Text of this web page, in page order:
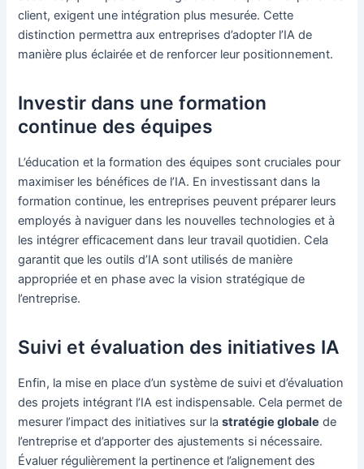
client, exigent une intégration plus mesurée. Cette
distinction permettra aux entreprises d’adopter l’IA de
manière plus éclairée et de renforcer leur positionnement.
Investir dans une formation
continue des équipes
L’éducation et la formation des équipes sont cruciales pour
maximiser les bénéfices de l’IA. En investissant dans la
formation continue, les entreprises peuvent préparer leurs
employés à naviguer dans les nouvelles technologies et à
les intégrer efficacement dans leur travail quotidien. Cela
garantit que les outils d’IA sont utilisés de manière
appropriée et en phase avec la vision stratégique de
l’entreprise.
Suivi et évaluation des initiatives IA
Enfin, la mise en place d’un système de suivi et d’évaluation
des projets intégrant l’IA est indispensable. Cela permet de
mesurer l’impact des initiatives sur lastratégie globale de
l’entreprise et d’apporter des ajustements si nécessaire.
Évaluer régulièrement la pertinence et l’alignement des